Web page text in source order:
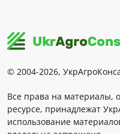
© 2004-2026,
Все права на материалы,
ресурсе, принадлежат
использование